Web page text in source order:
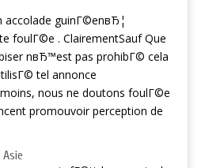
guinГ©enвЂ¦
foulГ©e . ClairementSauf Que
nвЂ™est pas prohibГ© cela
tel annonce
nous ne doutons foulГ©e
promouvoir perception de